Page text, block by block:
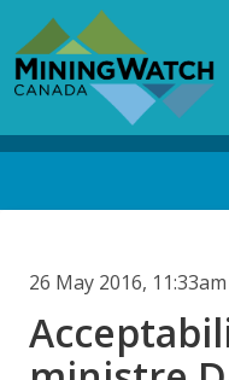
main
content
26 May 2016,